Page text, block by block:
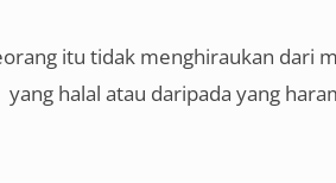
itu tidak menghiraukan dari
yang halal atau daripada yang